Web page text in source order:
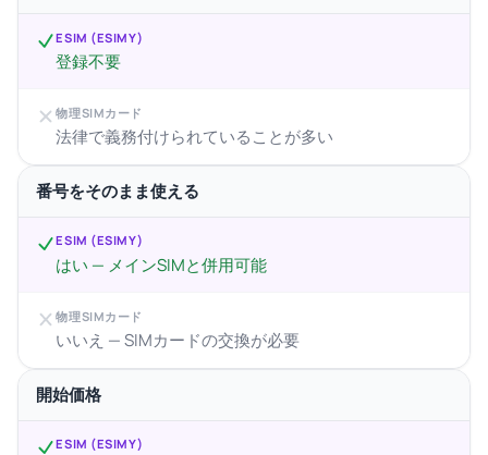
ESIM (ESIMY)
登録不要
物理SIMカード
法律で義務付けられていることが多い
番号をそのまま使える
ESIM (ESIMY)
はい — メインSIMと併用可能
物理SIMカード
いいえ — SIMカードの交換が必要
開始価格
ESIM (ESIMY)